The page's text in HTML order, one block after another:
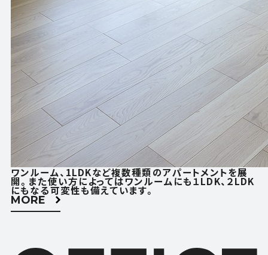
NEWS
ニュース
OUTLINE
会社概要
BLOG
ブログ
ACCESS
アクセス
FOLLOW US
OFFICE
オフィス
SHOP
ショップ
RENTAL SPACE
レンタルスペース
CONTACT
お問い合わせ
ワンルーム、1LDKなど複数種類のアパートメントを展
開。また使い方によってはワンルームにも１LDK、２LDK
にもなる可変性も備えています。
MORE